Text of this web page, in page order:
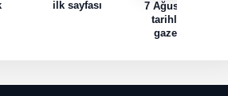
ilk sayfası
7 Ağustos 2026 -
tarihli HABER
gazetesi ilk